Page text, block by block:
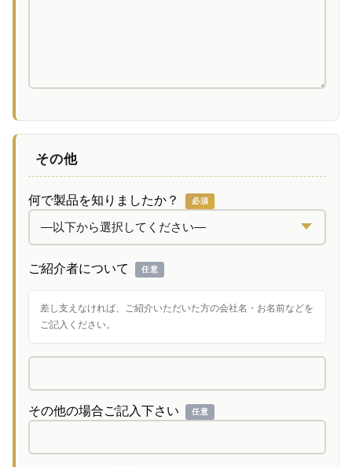
その他
何で製品を知りましたか？ 必須
ご紹介者について 任意
差し支えなければ、ご紹介いただいた方の会社名・お名前などを
ご記入ください。
その他の場合ご記入下さい 任意